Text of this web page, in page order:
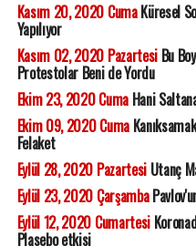
Kasım 20, 2020 CumaKüresel
Yapılıyor
Kasım 02, 2020 PazartesiBu
Protestolar Beni de Yordu
Ekim 23, 2020 CumaHani
Ekim 09, 2020 Cuma
Felaket
Eylül 28, 2020 PazartesiUtanç
Eylül 23, 2020 Çarşamba
Eylül 12, 2020 Cumartesi
Plasebo etkisi